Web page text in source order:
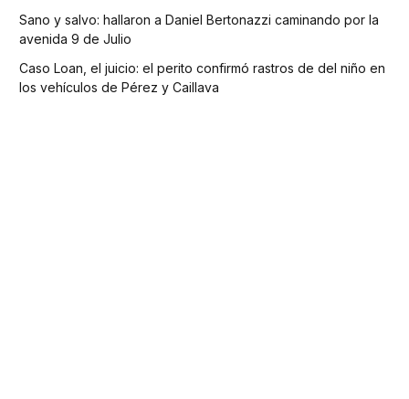
Sano y salvo: hallaron a Daniel Bertonazzi caminando por la
avenida 9 de Julio
Caso Loan, el juicio: el perito confirmó rastros de del niño en
los vehículos de Pérez y Caillava